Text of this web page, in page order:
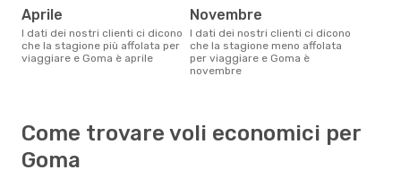
aprile
I dati dei nostri clienti ci dicono
che la stagione più affolata per
viaggiare e Goma è aprile
novembre
I dati dei nostri clienti ci dicono
che la stagione meno affolata
per viaggiare e Goma è
novembre
Come trovare voli economici per
Goma